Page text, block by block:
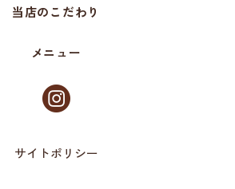
当店のこだわり
メニュー
サイトポリシー